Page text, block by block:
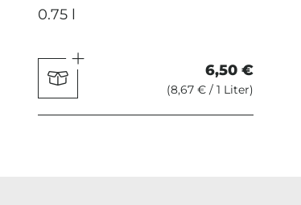
0.75 l
6,50 €
(8,67 € / 1 Liter)